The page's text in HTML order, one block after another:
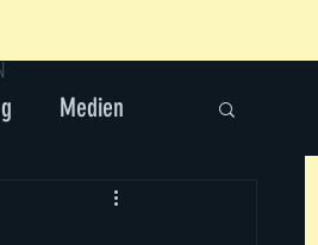
Medien